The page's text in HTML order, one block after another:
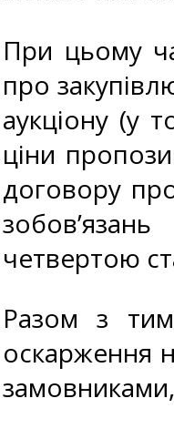
При цьому
про
аукціону (у
ціни
договору
четвертою
Разом з
оскарження